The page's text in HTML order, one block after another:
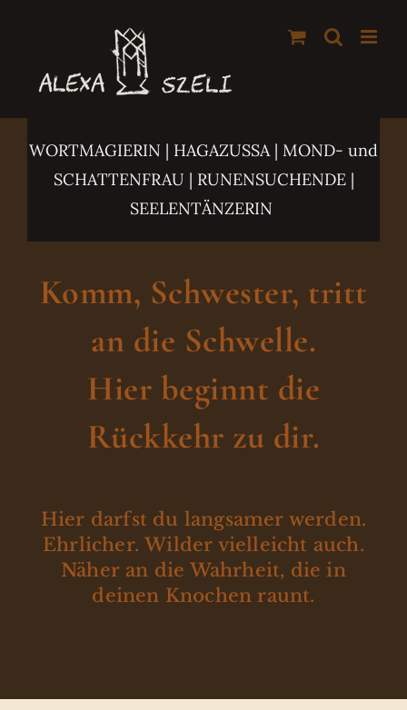
springen
WORTMAGIERIN | HAGAZUSSA | MOND- und
SCHATTENFRAU | RUNENSUCHENDE |
SEELENTÄNZERIN
Komm, Schwester, tritt
an die Schwelle.
Hier beginnt die
Rückkehr zu dir.
Hier darfst du langsamer werden.
Ehrlicher. Wilder vielleicht auch.
Näher an die Wahrheit, die in
deinen Knochen raunt.